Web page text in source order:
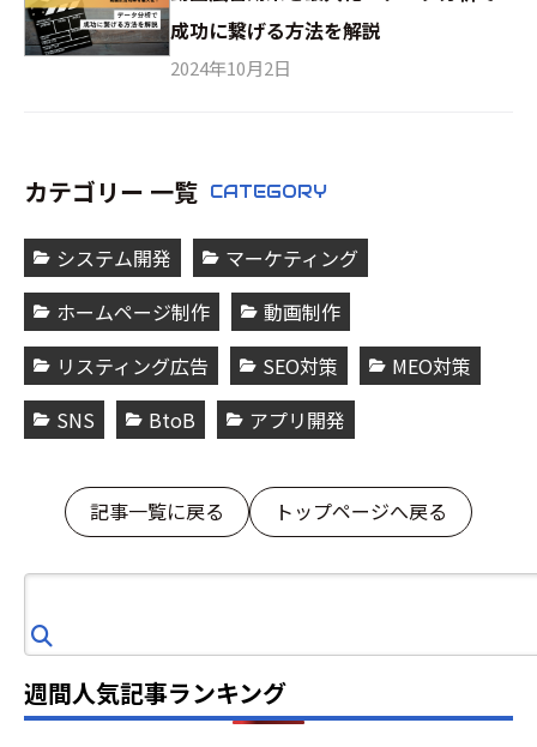
成功に繋げる方法を解説
2024年10月2日
カテゴリー 一覧 CATEGORY
システム開発
マーケティング
ホームページ制作
動画制作
リスティング広告
SEO対策
MEO対策
SNS
BtoB アプリ開発
記事一覧に戻る トップページへ戻る
索
週間人気記事ランキング